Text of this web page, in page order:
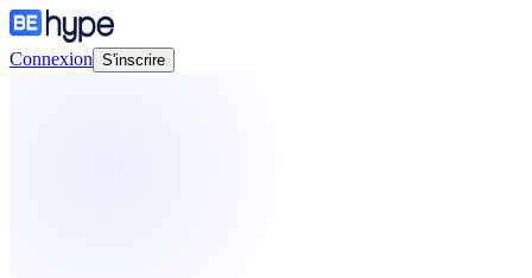
Connexion S'inscrire